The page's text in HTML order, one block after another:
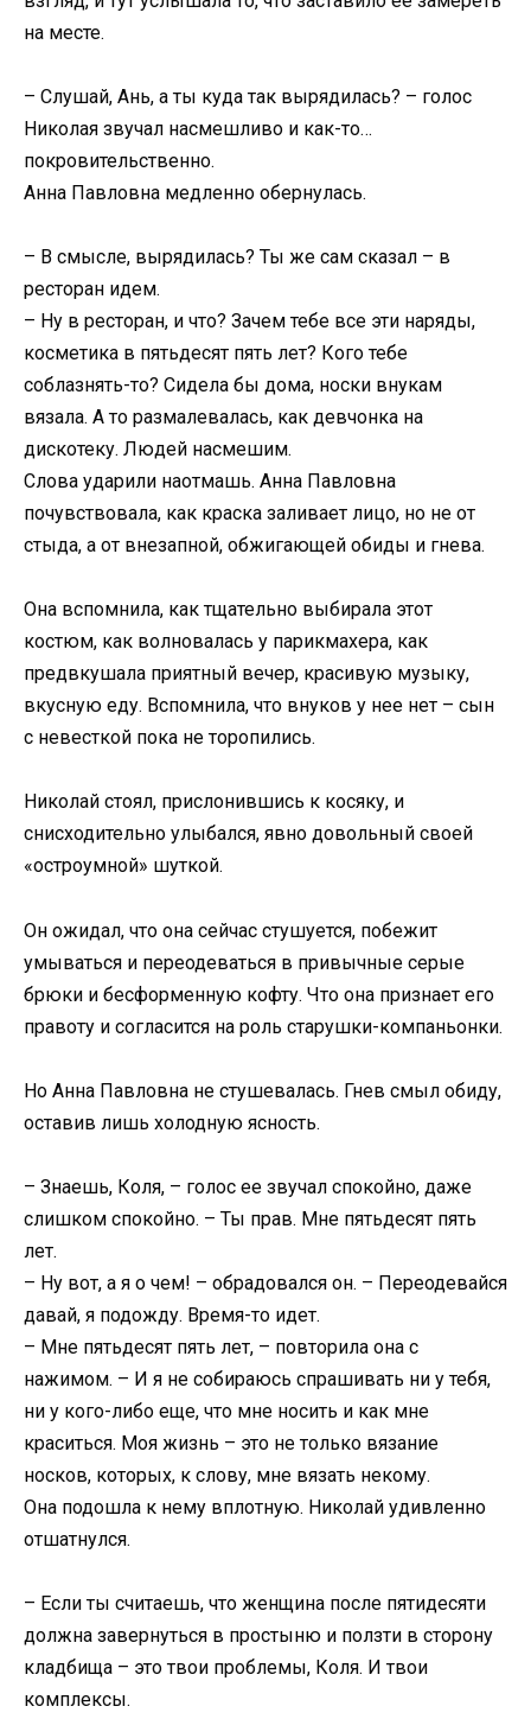
на месте.
– Слушай, Ань, а ты куда так вырядилась? – голос
Николая звучал насмешливо и как-то…
покровительственно.
Анна Павловна медленно обернулась.
– В смысле, вырядилась? Ты же сам сказал – в
ресторан идем.
– Ну в ресторан, и что? Зачем тебе все эти наряды,
косметика в пятьдесят пять лет? Кого тебе
соблазнять-то? Сидела бы дома, носки внукам
вязала. А то размалевалась, как девчонка на
дискотеку. Людей насмешим.
Слова ударили наотмашь. Анна Павловна
почувствовала, как краска заливает лицо, но не от
стыда, а от внезапной, обжигающей обиды и гнева.
Она вспомнила, как тщательно выбирала этот
костюм, как волновалась у парикмахера, как
предвкушала приятный вечер, красивую музыку,
вкусную еду. Вспомнила, что внуков у нее нет – сын
с невесткой пока не торопились.
Николай стоял, прислонившись к косяку, и
снисходительно улыбался, явно довольный своей
«остроумной» шуткой.
Он ожидал, что она сейчас стушуется, побежит
умываться и переодеваться в привычные серые
брюки и бесформенную кофту. Что она признает его
правоту и согласится на роль старушки-компаньонки.
Но Анна Павловна не стушевалась. Гнев смыл обиду,
оставив лишь холодную ясность.
– Знаешь, Коля, – голос ее звучал спокойно, даже
слишком спокойно. – Ты прав. Мне пятьдесят пять
лет.
– Ну вот, а я о чем! – обрадовался он. – Переодевайся
давай, я подожду. Время-то идет.
– Мне пятьдесят пять лет, – повторила она с
нажимом. – И я не собираюсь спрашивать ни у тебя,
ни у кого-либо еще, что мне носить и как мне
краситься. Моя жизнь – это не только вязание
носков, которых, к слову, мне вязать некому.
Она подошла к нему вплотную. Николай удивленно
отшатнулся.
– Если ты считаешь, что женщина после пятидесяти
должна завернуться в простыню и ползти в сторону
кладбища – это твои проблемы, Коля. И твои
комплексы.